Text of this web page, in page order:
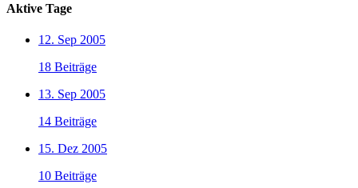
Aktive Tage
12. Sep 2005
18 Beiträge
13. Sep 2005
14 Beiträge
15. Dez 2005
10 Beiträge